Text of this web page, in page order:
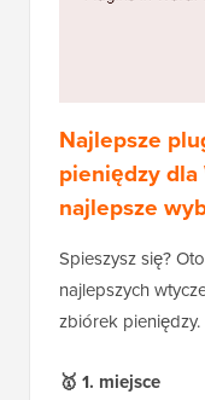
Najlepsze
pieniędzy dla
najlepsze
Spieszysz się?
najlepszych
zbiórek pieniędzy.
🥇 1. miejsce